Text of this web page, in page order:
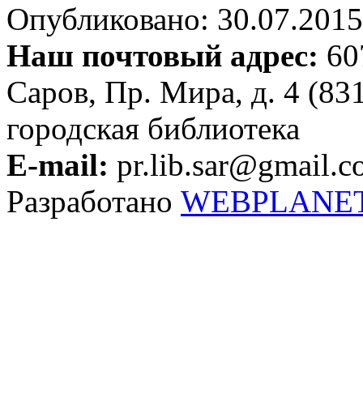
Опубликовано:
Наш почтовый адрес:
Саров, Пр. Мира, д. 4
городская библиотека
E-mail:
Разработано